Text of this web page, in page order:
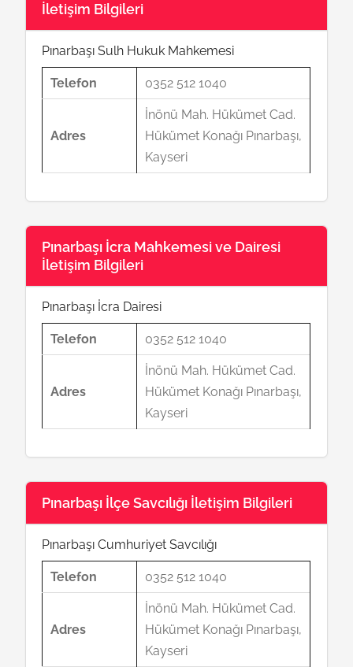
İletişim Bilgileri
Pınarbaşı Sulh Hukuk Mahkemesi
Telefon 0352 512 1040
Adres
İnönü Mah. Hükümet Cad.
Hükümet Konağı Pınarbaşı,
Kayseri
Pınarbaşı İcra Mahkemesi ve Dairesi
İletişim Bilgileri
Pınarbaşı İcra Dairesi
Telefon 0352 512 1040
Adres
İnönü Mah. Hükümet Cad.
Hükümet Konağı Pınarbaşı,
Kayseri
Pınarbaşı İlçe Savcılığı İletişim Bilgileri
Pınarbaşı Cumhuriyet Savcılığı
Telefon 0352 512 1040
Adres
İnönü Mah. Hükümet Cad.
Hükümet Konağı Pınarbaşı,
Kayseri